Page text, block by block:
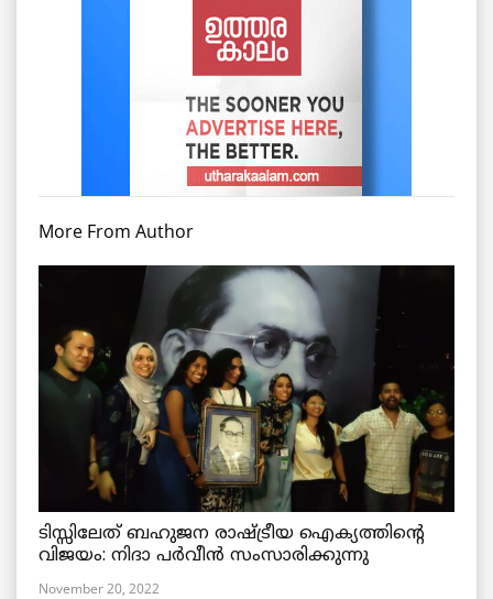
More From Author
ടിസ്സിലേത് ബഹുജന രാഷ്ട്രീയ ഐക്യത്തിന്റെ
വിജയം: നിദാ പർവീൻ സംസാരിക്കുന്നു
November 20, 2022